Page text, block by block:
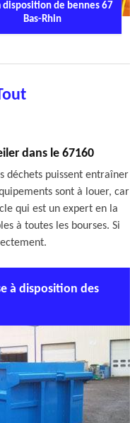
disposition de bennes 67
Bas-Rhin
dans le 67160
déchets puissent entraîner
sont à louer, car
qui est un expert en la
à toutes les bourses. Si
à disposition des